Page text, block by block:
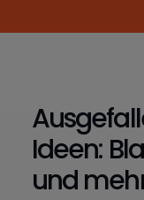
Ideen:
und